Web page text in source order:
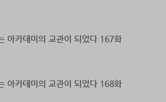
아카데미의 교관이 되었다 167화
아카데미의 교관이 되었다 168화